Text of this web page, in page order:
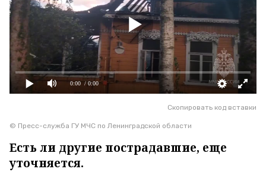
0:00 / 0:00
Скопировать код вставки
© Пресс-служба ГУ МЧС по Ленинградской области
Есть ли другие пострадавшие, еще
уточняется.